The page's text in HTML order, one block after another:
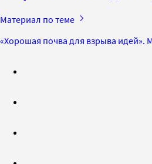
Материал по теме
«Хорошая почва для взрыва идей».